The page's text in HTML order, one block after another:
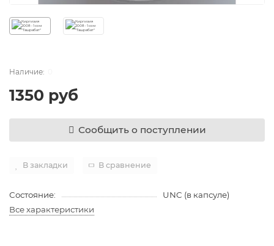
1350 руб
Сообщить о поступлении
В закладки В сравнение
Состояние:
UNC (в капсуле)
Все характеристики